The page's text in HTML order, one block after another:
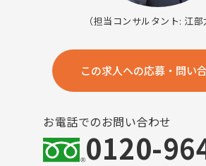
（担当コンサルタント: 江部
この求人への応募・問い
お電話でのお問い合わせ
0120-